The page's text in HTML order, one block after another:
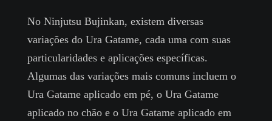
No Ninjutsu Bujinkan, existem diversas
variações do Ura Gatame, cada uma com suas
particularidades e aplicações específicas.
Algumas das variações mais comuns incluem o
Ura Gatame aplicado em pé, o Ura Gatame
aplicado no chão e o Ura Gatame aplicado em